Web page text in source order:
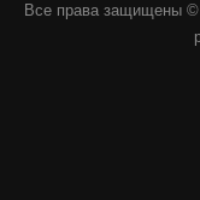
Все права защищены ©